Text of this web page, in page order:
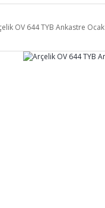
OV 644 TYB Ankastre Ocak